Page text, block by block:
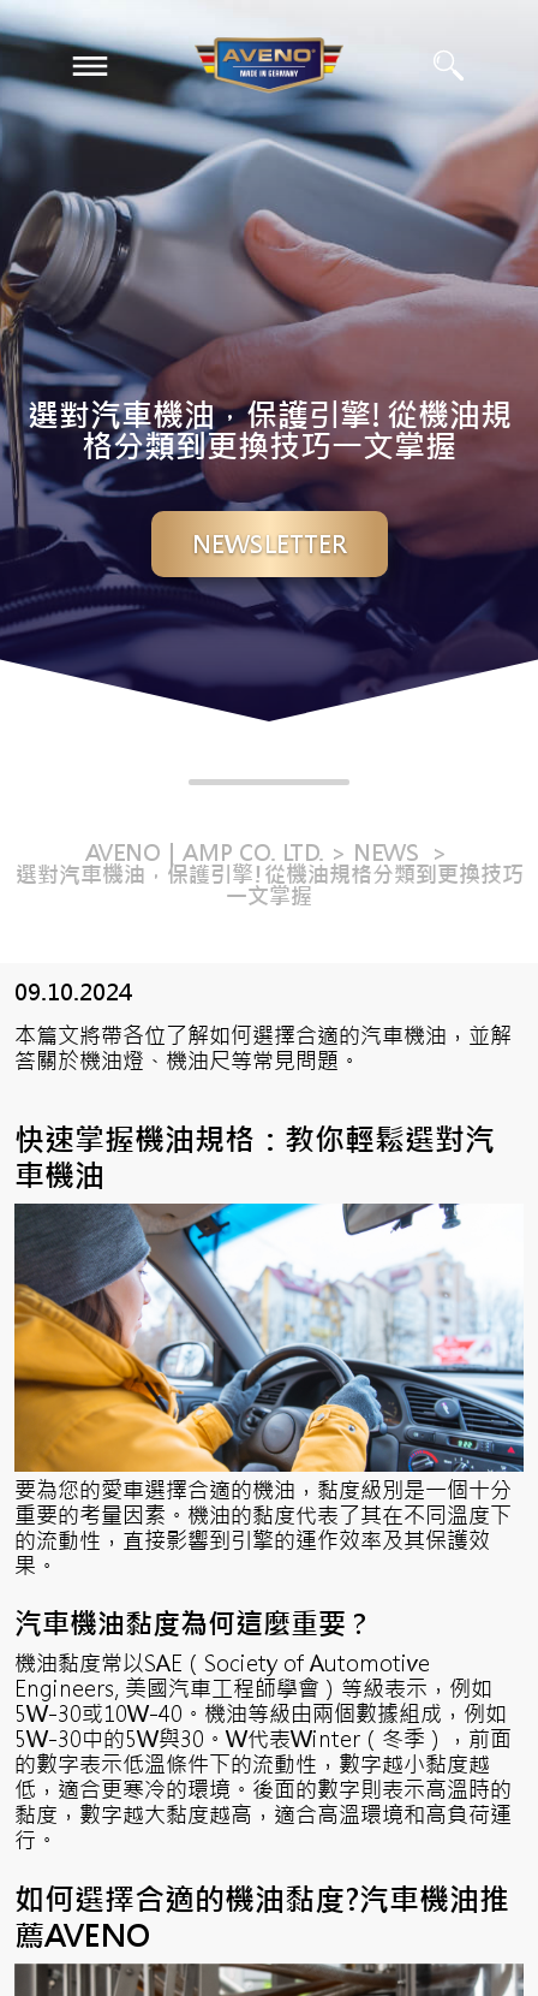
選對汽車機油，保護引擎!從機油規
格分類到更換技巧一文掌握
NEWSLETTER
AVENO｜AMP CO. LTD. NEWS
選對汽車機油，保護引擎!從機油規格分類到更換技巧
一文掌握
09.10.2024
本篇文將帶各位了解如何選擇合適的汽車機油，並解
答關於機油燈、機油尺等常見問題。
快速掌握機油規格：教你輕鬆選對汽
車機油
要為您的愛車選擇合適的機油，黏度級別是一個十分
重要的考量因素。機油的黏度代表了其在不同溫度下
的流動性，直接影響到引擎的運作效率及其保護效
果。
汽車機油黏度為何這麼重要？
機油黏度常以SAE（Society of Automotive
Engineers, 美國汽車工程師學會）等級表示，例如
5W-30或10W-40。機油等級由兩個數據組成，例如
5W-30中的5W與30。W代表Winter（冬季），前面
的數字表示低溫條件下的流動性，數字越小黏度越
低，適合更寒冷的環境。後面的數字則表示高溫時的
黏度，數字越大黏度越高，適合高溫環境和高負荷運
行。
如何選擇合適的機油黏度?汽車機油推
薦AVENO